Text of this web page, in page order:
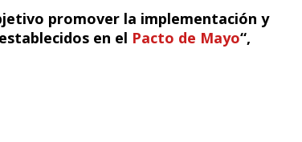
promover la implementación y
en el Pacto de Mayo“,